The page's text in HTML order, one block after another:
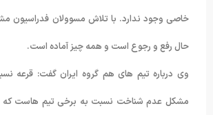
خاصی وجود ندارد. با تلاش مسوولان فدراسیون
حال رفع و رجوع است و همه چیز آماده است.
وی درباره تیم های هم گروه ایران گفت: قرعه
مشکل عدم شناخت نسبت به برخی تیم هاست که